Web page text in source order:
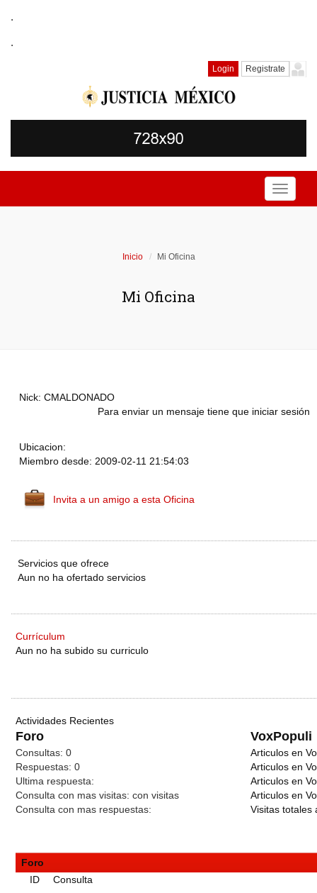
.
.
Login Registrate
Toggle
Inicio Mi Oficina
Mi Oficina
Nick: CMALDONADO
Para enviar un mensaje tiene que iniciar sesión
Ubicacion:
Miembro desde: 2009-02-11 21:54:03
Invita a un amigo a esta Oficina
Servicios que ofrece
Aun no ha ofertado servicios
Currículum
Aun no ha subido su curriculo
Actividades Recientes
Foro VoxPopuli
Consultas: 0
Respuestas: 0
Ultima respuesta:
Consulta con mas visitas: con visitas
Consulta con mas respuestas:
Articulos en
Articulos en
Articulos en
Articulos en
Visitas totales
Foro
ID
Consulta